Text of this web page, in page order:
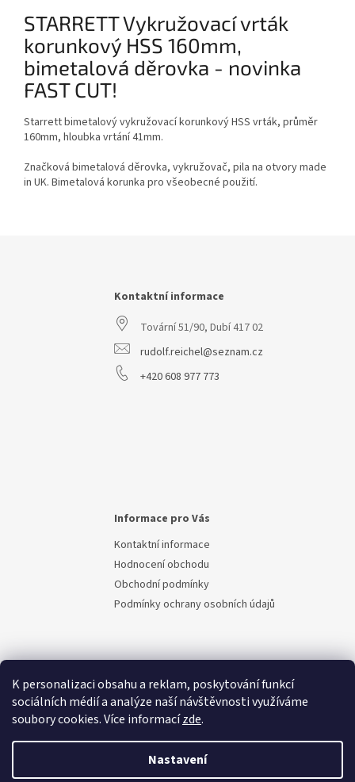
K personalizaci obsahu a reklam, poskytování funkcí
sociálních médií a analýze naší návštěvnosti využíváme
soubory cookies. Více informacízde.
Nastavení
STARRETT Vykružovací vrták
korunkový HSS 160mm,
bimetalová děrovka - novinka
FAST CUT!
Starrett bimetalový vykružovací korunkový HSS vrták, průměr
160mm, hloubka vrtání 41mm.
Značková bimetalová děrovka, vykružovač, pila na otvory made
in UK. Bimetalová korunka pro všeobecné použití.
Kontaktní informace
Tovární 51/90, Dubí 417 02
rudolf.reichel@seznam.cz
+420 608 977 773
Informace pro Vás
Kontaktní informace
Hodnocení obchodu
Obchodní podmínky
Podmínky ochrany osobních údajů